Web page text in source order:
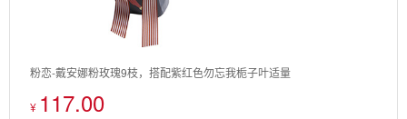
粉恋-戴安娜粉玫瑰9枝，搭配紫红色勿忘我栀子叶适量
¥ 117.00